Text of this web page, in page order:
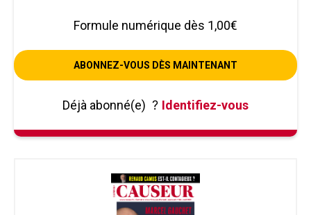
Formule numérique dès 1,00€
ABONNEZ-VOUS DÈS MAINTENANT
Déjà abonné(e) ? Identifiez-vous